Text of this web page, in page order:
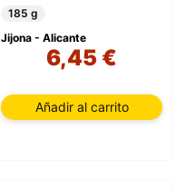
185 g
Jijona - Alicante
6,45 €
Añadir al carrito